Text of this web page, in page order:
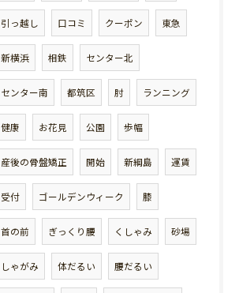
引っ越し 口コミ クーポン 東急
新横浜 相鉄 センター北
センター南 都筑区 肘 ランニング
健康 お花見 公園 歩幅
産後の骨盤矯正 開始 新綱島 運賃
受付 ゴールデンウィーク 膝
首の前 ぎっくり腰 くしゃみ 砂場
しゃがみ 体だるい 腰だるい